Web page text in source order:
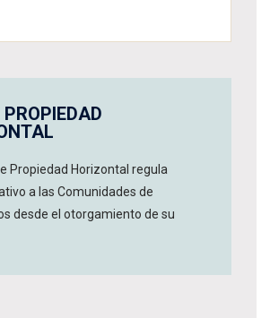
PROPIEDAD
Propiedad Horizontal regula
a las Comunidades de
desde el otorgamiento de su